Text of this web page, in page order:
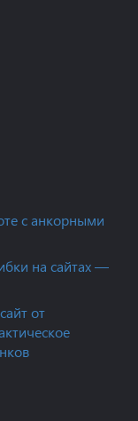
с анкорными
на сайтах —
от